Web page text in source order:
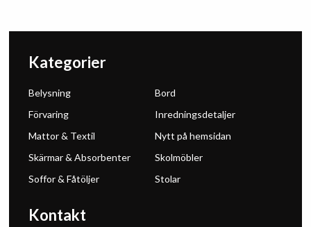
Kontakt
Kategorier
Belysning
Bord
Förvaring
Inredningsdetaljer
Mattor & Textil
Nytt på hemsidan
Skärmar & Absorbenter
Skolmöbler
Soffor & Fåtöljer
Stolar